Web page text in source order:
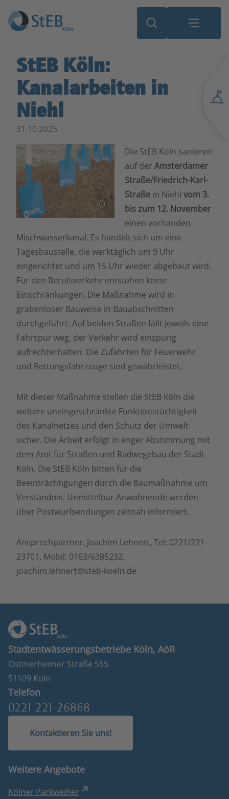
StEB Köln:
Kanalarbeiten in
Niehl
31.10.2025
©
Die StEB Köln sanieren
auf der Amsterdamer
Straße/Friedrich-Karl-
Straße in Niehl vom 3.
bis zum 12. November
einen vorhanden
Mischwasserkanal. Es handelt sich um eine
Tagesbaustelle, die werktäglich um 9 Uhr
eingerichtet und um 15 Uhr wieder abgebaut wird.
Für den Berufsverkehr entstehen keine
Einschränkungen. Die Maßnahme wird in
grabenloser Bauweise in Bauabschnitten
durchgeführt. Auf beiden Straßen fällt jeweils eine
Fahrspur weg, der Verkehr wird einspurig
aufrechterhalten. Die Zufahrten für Feuerwehr
und Rettungsfahrzeuge sind gewährleistet.
Mit dieser Maßnahme stellen die StEB Köln die
weitere uneingeschränkte Funktionstüchtigkeit
des Kanalnetzes und den Schutz der Umwelt
sicher. Die Arbeit erfolgt in enger Abstimmung mit
dem Amt für Straßen und Radwegebau der Stadt
Köln. Die StEB Köln bitten für die
Beeinträchtigungen durch die Baumaßnahme um
Verständnis. Unmittelbar Anwohnende werden
über Postwurfsendungen zeitnah informiert.
Ansprechpartner: Joachim Lehnert, Tel: 0221/221-
23701, Mobil: 0163/6385232,
joachim.lehnert@steb-koeln.de
Stadtentwässerungsbetriebe Köln, AöR
Ostmerheimer Straße 555
51109 Köln
Telefon
0221 221-26868
Kontaktieren Sie uns!
Weitere Angebote
Kölner Parkweiher